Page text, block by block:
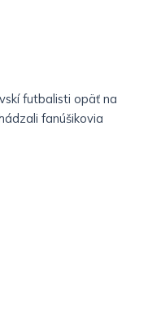
futbalisti opäť na
fanúšikovia